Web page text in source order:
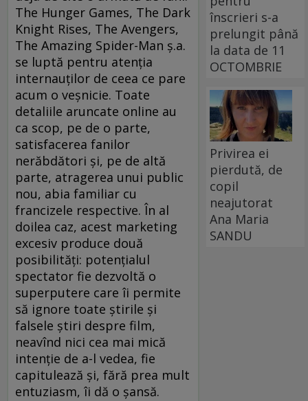
The Hunger Games, The Dark
Knight Rises, The Avengers,
The Amazing Spider-Man ş.a.
se luptă pentru atenţia
internauţilor de ceea ce pare
acum o veşnicie. Toate
detaliile aruncate online au
ca scop, pe de o parte,
satisfacerea fanilor
nerăbdători şi, pe de altă
parte, atragerea unui public
nou, abia familiar cu
francizele respective. În al
doilea caz, acest marketing
excesiv produce două
posibilităţi: potenţialul
spectator fie dezvoltă o
superputere care îi permite
să ignore toate ştirile şi
falsele ştiri despre film,
neavînd nici cea mai mică
intenţie de a-l vedea, fie
capitulează şi, fără prea mult
entuziasm, îi dă o şansă.
înscrieri s-a
prelungit până
la data de 11
OCTOMBRIE
Privirea ei
pierdută, de
copil
neajutorat
Ana Maria
SANDU